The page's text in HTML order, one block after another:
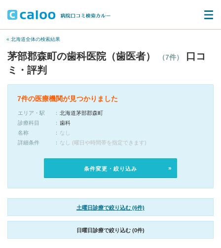
« 北海道全体の検索結果
茅部郡森町の歯科医院（歯医者） （7件）
口コ
ミ・評判
7件の医療機関が見つかりました
エリア・駅
北海道茅部郡森町
診療科目
歯科
名称
なし
詳細条件
なし (曜日や時間帯を指定できます)
条件変更・絞り込み
土曜日診療で絞り込む (6件)
日曜日診療で絞り込む (0件)